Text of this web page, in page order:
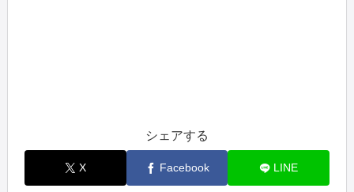
シェアする
X Facebook LINE